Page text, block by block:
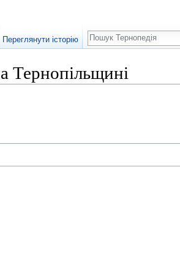
Тернопільщині
Переглянути історію
Пошук